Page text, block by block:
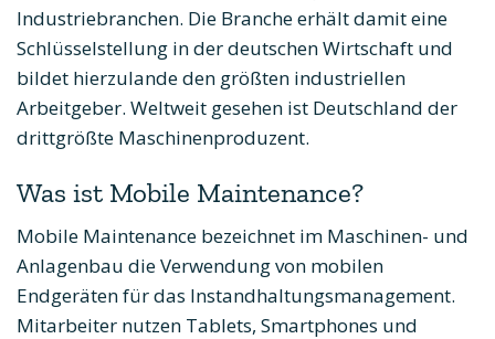
Industriebranchen. Die Branche erhält damit eine
Schlüsselstellung in der deutschen Wirtschaft und
bildet hierzulande den größten industriellen
Arbeitgeber. Weltweit gesehen ist Deutschland der
drittgrößte Maschinenproduzent.
Was ist Mobile Maintenance?
Mobile Maintenance bezeichnet im Maschinen- und
Anlagenbau die Verwendung von mobilen
Endgeräten für das Instandhaltungsmanagement.
Mitarbeiter nutzen Tablets, Smartphones und